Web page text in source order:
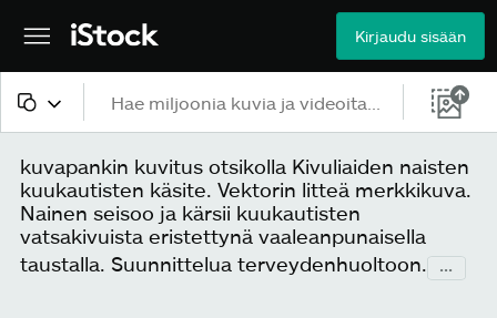
Kirjaudu sisään
Kaikki sisältö
kuvapankin kuvitus otsikolla Kivuliaiden naisten
kuukautisten käsite. Vektorin litteä merkkikuva.
Nainen seisoo ja kärsii kuukautisten
vatsakivuista eristettynä vaaleanpunaisella
taustalla. Suunnittelua terveydenhuoltoon.
...